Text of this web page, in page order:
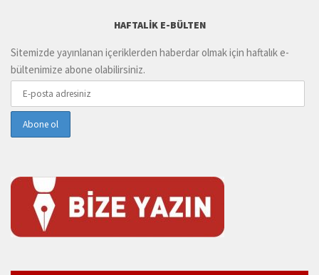
HAFTALIK E-BÜLTEN
Sitemizde yayınlanan içeriklerden haberdar olmak için haftalık e-
bültenimize abone olabilirsiniz.